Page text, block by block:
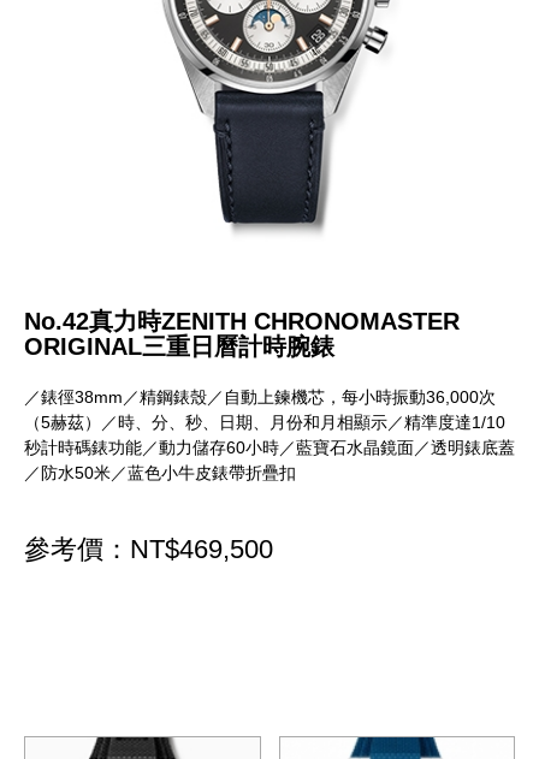
No.42真力時ZENITH CHRONOMASTER
ORIGINAL三重日曆計時腕錶
／錶徑38mm／精鋼錶殼／自動上鍊機芯，每小時振動36,000次
（5赫茲）／時、分、秒、日期、月份和月相顯示／精準度達1/10
秒計時碼錶功能／動力儲存60小時／藍寶石水晶鏡面／透明錶底蓋
／防水50米／蓝色小牛皮錶帶折疊扣
參考價：NT$469,500